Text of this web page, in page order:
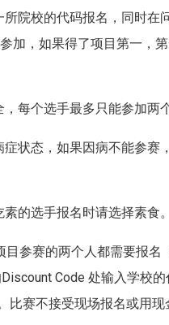
所院校的代码报名，同时在
加，如果得了项目第一，
每个选手最多只能参加两
状态，如果因病不能参赛
的选手报名时请选择素食。
目参赛的两个人都需要报名
Code 处输入学校
赛不接受现场报名或用现